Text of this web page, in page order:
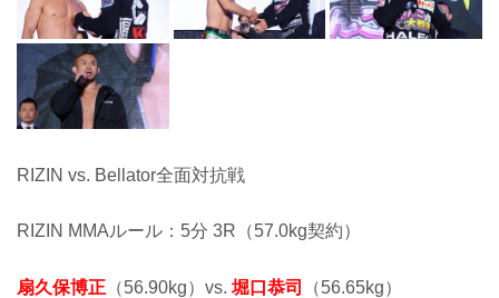
RIZIN vs. Bellator全面対抗戦
RIZIN MMAルール：5分 3R（57.0kg契約）
扇久保博正 （56.90kg）vs. 堀口恭司 （56.65kg）